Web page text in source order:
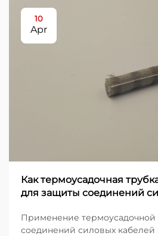
10
Apr
Как термоусадочная
для защиты соединений
Применение термоусадочной
соединений силовых кабелей